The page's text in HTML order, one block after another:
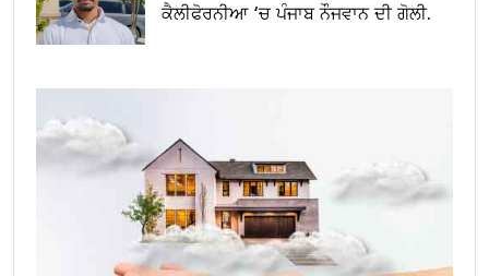
ਕੈਲੀਫੋਰਨੀਆ ‘ਚ ਪੰਜਾਬ ਨੌਜਵਾਨ ਦੀ ਗੋਲੀ.